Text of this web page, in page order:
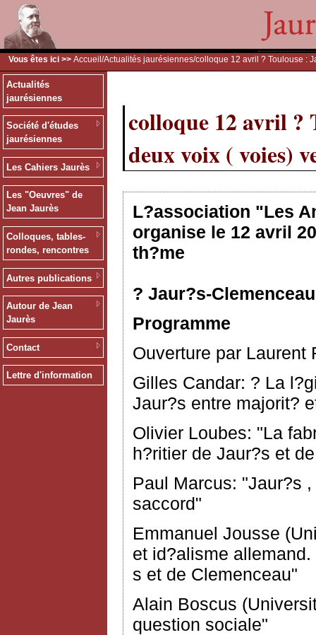
Vous êtes ici >> Accueil /Actualités jaurésiennes/colloque 12 avril ? Toulouse :
Actualités
jaurésiennes
Société d'études
jaurésiennes
Les Cahiers Jaurès
Les "Oeuvres" de
Jean Jaurès
Colloques, tables-
rondes, rencontres
Autres publications
Autour de Jean
Jaurès
Contact
Lettre d'information
colloque 12 avril ?
deux voix ( voies)
L?association "Les
organise le 12 avril
th?me
? Jaur?s-
Programme
Ouverture par Laurent
Gilles Candar: ? La
Jaur?s entre majorit?
Olivier Loubes: "La
h?ritier de Jaur?s et
Paul Marcus: "Jaur?s
saccord"
Emmanuel Jousse
et id?alisme
s et de Clemenceau"
Alain Boscus
question sociale"